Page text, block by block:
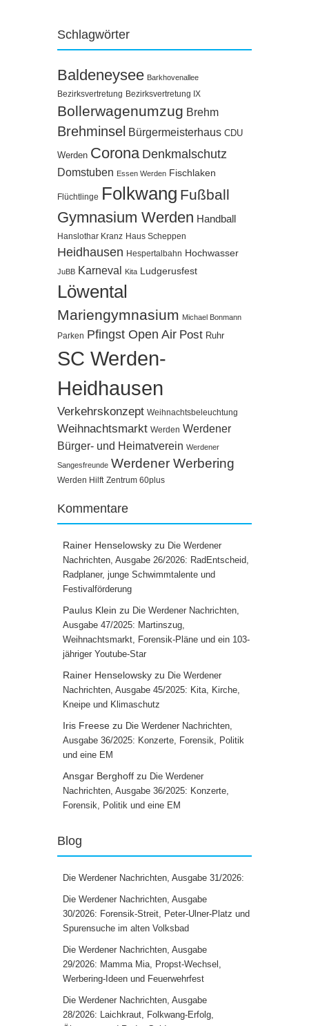
Schlagwörter
Baldeneysee Barkhovenallee
Bezirksvertretung Bezirksvertretung IX
Bollerwagenumzug Brehm
Brehminsel Bürgermeisterhaus CDU
Werden Corona Denkmalschutz
Domstuben Essen Werden Fischlaken
Flüchtlinge Folkwang Fußball
Gymnasium Werden Handball
Hanslothar Kranz Haus Scheppen
Heidhausen Hespertalbahn Hochwasser
JuBB Karneval Kita Ludgerusfest
Löwental
Mariengymnasium Michael Bonmann
Parken Pfingst Open Air Post Ruhr
SC Werden-
Heidhausen
Verkehrskonzept Weihnachtsbeleuchtung
Weihnachtsmarkt Werden Werdener
Bürger- und Heimatverein Werdener
Sangesfreunde Werdener Werbering
Werden Hilft Zentrum 60plus
Kommentare
Rainer Henselowsky zu Die Werdener
Nachrichten, Ausgabe 26/2026: RadEntscheid,
Radplaner, junge Schwimmtalente und
Festivalförderung
Paulus Klein zu Die Werdener Nachrichten,
Ausgabe 47/2025: Martinszug,
Weihnachtsmarkt, Forensik-Pläne und ein 103-
jähriger Youtube-Star
Rainer Henselowsky zu Die Werdener
Nachrichten, Ausgabe 45/2025: Kita, Kirche,
Kneipe und Klimaschutz
Iris Freese zu Die Werdener Nachrichten,
Ausgabe 36/2025: Konzerte, Forensik, Politik
und eine EM
Ansgar Berghoff zu Die Werdener
Nachrichten, Ausgabe 36/2025: Konzerte,
Forensik, Politik und eine EM
Blog
Die Werdener Nachrichten, Ausgabe 31/2026:
Die Werdener Nachrichten, Ausgabe
30/2026: Forensik-Streit, Peter-Ulner-Platz und
Spurensuche im alten Volksbad
Die Werdener Nachrichten, Ausgabe
29/2026: Mamma Mia, Propst-Wechsel,
Werbering-Ideen und Feuerwehrfest
Die Werdener Nachrichten, Ausgabe
28/2026: Laichkraut, Folkwang-Erfolg,